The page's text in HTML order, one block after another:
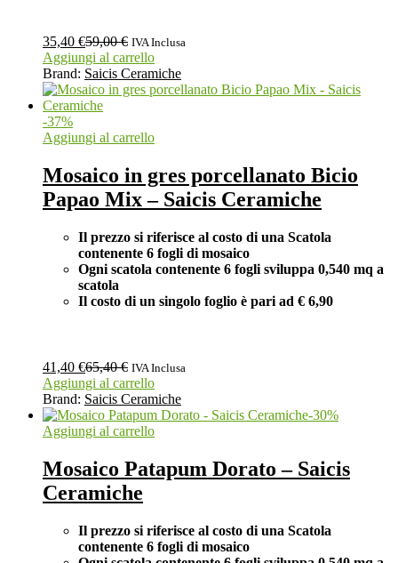
35,40 €59,00€ IVA Inclusa
Aggiungi al carrello
Brand: Saicis Ceramiche
-37%
Aggiungi al carrello
Mosaico in gres porcellanato Bicio
Papao Mix – Saicis Ceramiche
Il prezzo si riferisce al costo di una Scatola
contenente 6 fogli di mosaico
Ogni scatola contenente 6 fogli sviluppa 0,540 mq a
scatola
Il costo di un singolo foglio è pari ad € 6,90
41,40 €65,40€ IVA Inclusa
Aggiungi al carrello
Brand: Saicis Ceramiche
-30%
Aggiungi al carrello
Mosaico Patapum Dorato – Saicis
Ceramiche
Il prezzo si riferisce al costo di una Scatola
contenente 6 fogli di mosaico